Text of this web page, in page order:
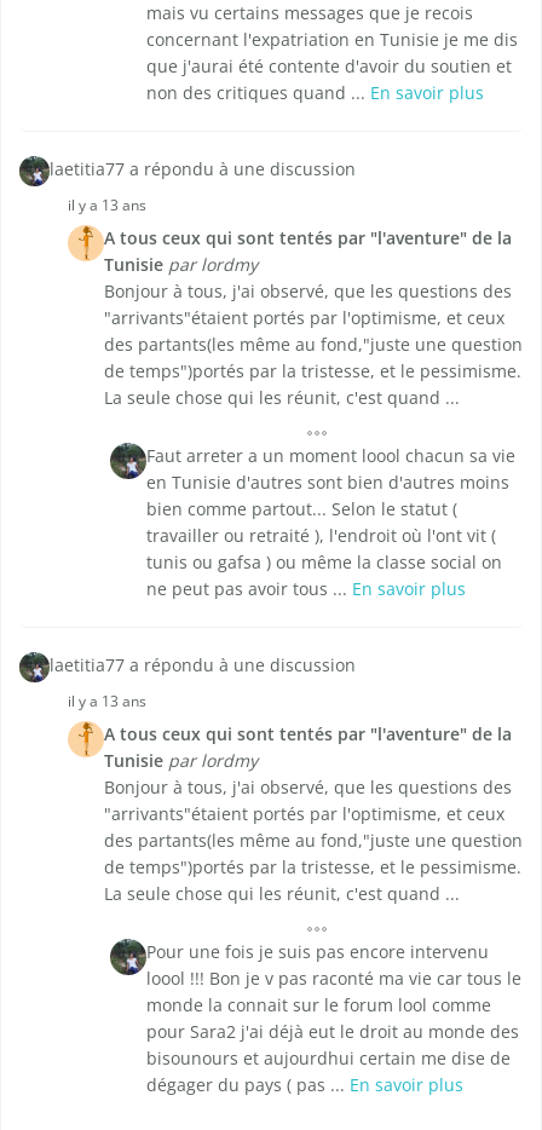
mais vu certains messages que je recois
concernant l'expatriation en Tunisie je me dis
que j'aurai été contente d'avoir du soutien et
non des critiques quand ... En savoir plus
laetitia77 a répondu à une discussion
il y a 13 ans
A tous ceux qui sont tentés par "l'aventure" de la
Tunisie par lordmy
Bonjour à tous, j'ai observé, que les questions des
"arrivants"étaient portés par l'optimisme, et ceux
des partants(les même au fond,"juste une question
de temps")portés par la tristesse, et le pessimisme.
La seule chose qui les réunit, c'est quand ...
Faut arreter a un moment loool chacun sa vie
en Tunisie d'autres sont bien d'autres moins
bien comme partout... Selon le statut (
travailler ou retraité ), l'endroit où l'ont vit (
tunis ou gafsa ) ou même la classe social on
ne peut pas avoir tous ... En savoir plus
laetitia77 a répondu à une discussion
il y a 13 ans
A tous ceux qui sont tentés par "l'aventure" de la
Tunisie par lordmy
Bonjour à tous, j'ai observé, que les questions des
"arrivants"étaient portés par l'optimisme, et ceux
des partants(les même au fond,"juste une question
de temps")portés par la tristesse, et le pessimisme.
La seule chose qui les réunit, c'est quand ...
Pour une fois je suis pas encore intervenu
loool !!! Bon je v pas raconté ma vie car tous le
monde la connait sur le forum lool comme
pour Sara2 j'ai déjà eut le droit au monde des
bisounours et aujourdhui certain me dise de
dégager du pays ( pas ... En savoir plus